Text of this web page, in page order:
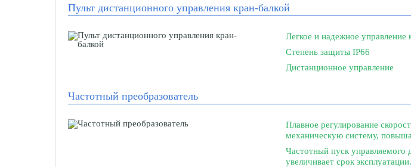
Пульт дистанционного управления кран-балкой
Легкое и надежное управление
Степень защиты IP66
Дистанционное управление
Частотный преобразователь
Плавное регулирование
механическую систему,
Частотный пуск управляемого
увеличивает срок эксплуатации.